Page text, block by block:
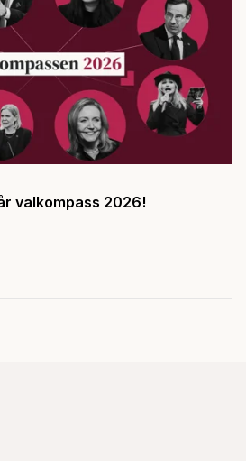
valkompass 2026!